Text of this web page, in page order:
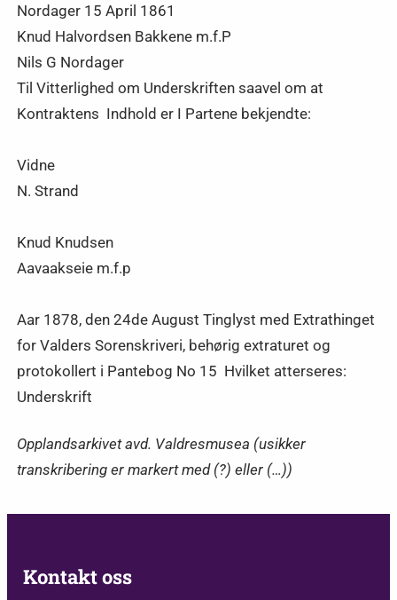
Nordager 15 April 1861
Knud Halvordsen Bakkene m.f.P
Nils G Nordager
Til Vitterlighed om Underskriften saavel om at
Kontraktens Indhold er I Partene bekjendte:
Vidne
N. Strand
Knud Knudsen
Aavaakseie m.f.p
Aar 1878, den 24de August Tinglyst med Extrathinget
for Valders Sorenskriveri, behørig extraturet og
protokollert i Pantebog No 15 Hvilket atterseres:
Underskrift
Opplandsarkivet avd. Valdresmusea (usikker
transkribering er markert med (?) eller (…))
Kontakt oss